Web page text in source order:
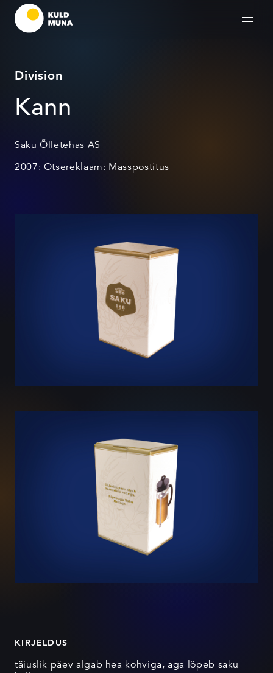
Division
Kann
Saku Õlletehas AS
2007: Otsereklaam: Masspostitus
KIRJELDUS
täiuslik päev algab hea kohviga, aga lõpeb saku